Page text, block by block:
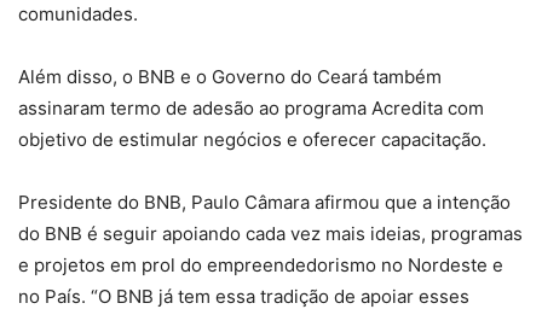
comunidades.
Além disso, o BNB e o Governo do Ceará também
assinaram termo de adesão ao programa Acredita com
objetivo de estimular negócios e oferecer capacitação.
Presidente do BNB, Paulo Câmara afirmou que a intenção
do BNB é seguir apoiando cada vez mais ideias, programas
e projetos em prol do empreendedorismo no Nordeste e
no País. “O BNB já tem essa tradição de apoiar esses